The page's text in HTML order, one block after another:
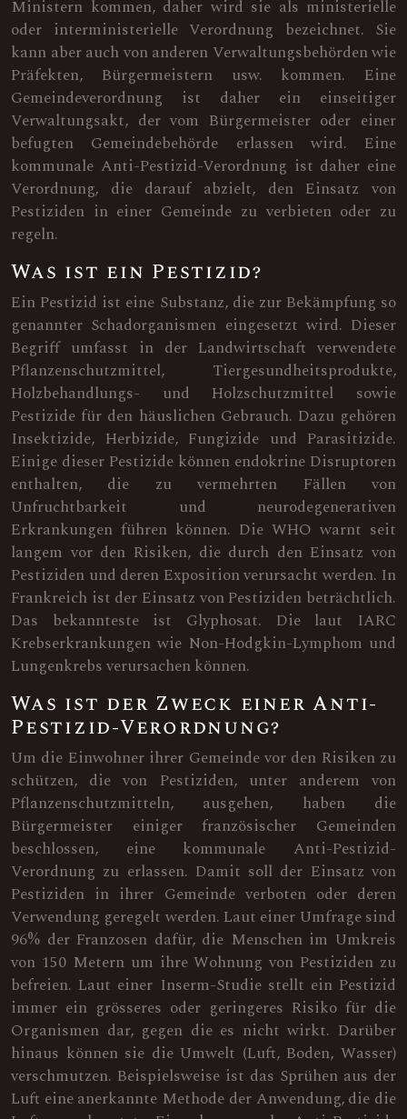
Ministern kommen, daher wird sie als ministerielle
oder interministerielle Verordnung bezeichnet. Sie
kann aber auch von anderen Verwaltungsbehörden wie
Präfekten, Bürgermeistern usw. kommen. Eine
Gemeindeverordnung ist daher ein einseitiger
Verwaltungsakt, der vom Bürgermeister oder einer
befugten Gemeindebehörde erlassen wird. Eine
kommunale Anti-Pestizid-Verordnung ist daher eine
Verordnung, die darauf abzielt, den Einsatz von
Pestiziden in einer Gemeinde zu verbieten oder zu
regeln.
Was ist ein Pestizid?
Ein Pestizid ist eine Substanz, die zur Bekämpfung so
genannter Schadorganismen eingesetzt wird. Dieser
Begriff umfasst in der Landwirtschaft verwendete
Pflanzenschutzmittel, Tiergesundheitsprodukte,
Holzbehandlungs- und Holzschutzmittel sowie
Pestizide für den häuslichen Gebrauch. Dazu gehören
Insektizide, Herbizide, Fungizide und Parasitizide.
Einige dieser Pestizide können endokrine Disruptoren
enthalten, die zu vermehrten Fällen von
Unfruchtbarkeit und neurodegenerativen
Erkrankungen führen können. Die WHO warnt seit
langem vor den Risiken, die durch den Einsatz von
Pestiziden und deren Exposition verursacht werden. In
Frankreich ist der Einsatz von Pestiziden beträchtlich.
Das bekannteste ist Glyphosat. Die laut IARC
Krebserkrankungen wie Non-Hodgkin-Lymphom und
Lungenkrebs verursachen können.
Was ist der Zweck einer Anti-
Pestizid-Verordnung?
Um die Einwohner ihrer Gemeinde vor den Risiken zu
schützen, die von Pestiziden, unter anderem von
Pflanzenschutzmitteln, ausgehen, haben die
Bürgermeister einiger französischer Gemeinden
beschlossen, eine kommunale Anti-Pestizid-
Verordnung zu erlassen. Damit soll der Einsatz von
Pestiziden in ihrer Gemeinde verboten oder deren
Verwendung geregelt werden. Laut einer Umfrage sind
96% der Franzosen dafür, die Menschen im Umkreis
von 150 Metern um ihre Wohnung von Pestiziden zu
befreien. Laut einer Inserm-Studie stellt ein Pestizid
immer ein grösseres oder geringeres Risiko für die
Organismen dar, gegen die es nicht wirkt. Darüber
hinaus können sie die Umwelt (Luft, Boden, Wasser)
verschmutzen. Beispielsweise ist das Sprühen aus der
Luft eine anerkannte Methode der Anwendung, die die